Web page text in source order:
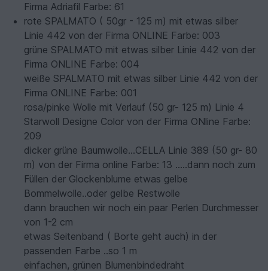
Firma Adriafil Farbe: 61
rote SPALMATO ( 50gr - 125 m) mit etwas silber
Linie 442 von der Firma ONLINE Farbe: 003
grüne SPALMATO mit etwas silber Linie 442 von der
Firma ONLINE Farbe: 004
weiße SPALMATO mit etwas silber Linie 442 von der
Firma ONLINE Farbe: 001
rosa/pinke Wolle mit Verlauf (50 gr- 125 m) Linie 4
Starwoll Designe Color von der Firma ONline Farbe:
209
dicker grüne Baumwolle...CELLA Linie 389 (50 gr- 80
m) von der Firma online Farbe: 13 .....dann noch zum
Füllen der Glockenblume etwas gelbe
Bommelwolle..oder gelbe Restwolle
dann brauchen wir noch ein paar Perlen Durchmesser
von 1-2 cm
etwas Seitenband ( Borte geht auch) in der
passenden Farbe ..so 1 m
einfachen, grünen Blumenbindedraht